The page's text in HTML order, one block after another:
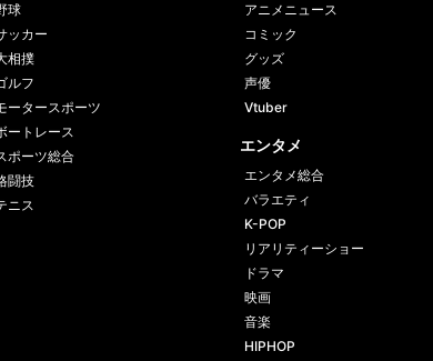
球
ッカー
相撲
ルフ
ータースポーツ
ートレース
ポーツ総合
闘技
ニス
アニメニュース
コミック
グッズ
声優
Vtuber
エンタメ
エンタメ総合
バラエティ
K-POP
リアリティーショー
ドラマ
映画
音楽
HIPHOP